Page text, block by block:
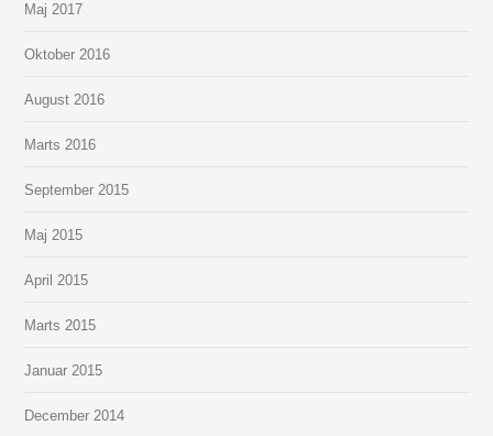
Maj 2017
Oktober 2016
August 2016
Marts 2016
September 2015
Maj 2015
April 2015
Marts 2015
Januar 2015
December 2014